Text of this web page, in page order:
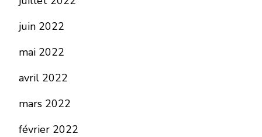
juin 2022
mai 2022
avril 2022
mars 2022
février 2022